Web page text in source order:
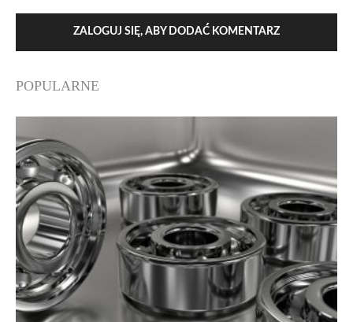
ZALOGUJ SIĘ, ABY DODAĆ KOMENTARZ
POPULARNE